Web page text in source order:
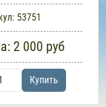
53751
2 000 руб
Купить